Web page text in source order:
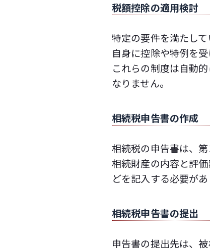
税額控除の適用検討
特定の要件を満たし
自身に控除や特例を
これらの制度は自動
なりません。
相続税申告書の作成
相続税の申告書は、
相続財産の内容と評
どを記入する必要があ
相続税申告書の提出
申告書の提出先は、